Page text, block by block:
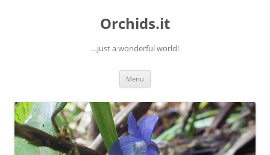
Orchids.it
…just a wonderful world!
Menu